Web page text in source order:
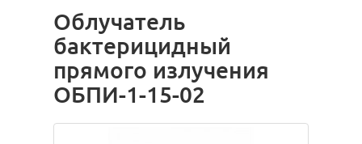
Облучатель
бактерицидный
прямого излучения
ОБПИ-1-15-02